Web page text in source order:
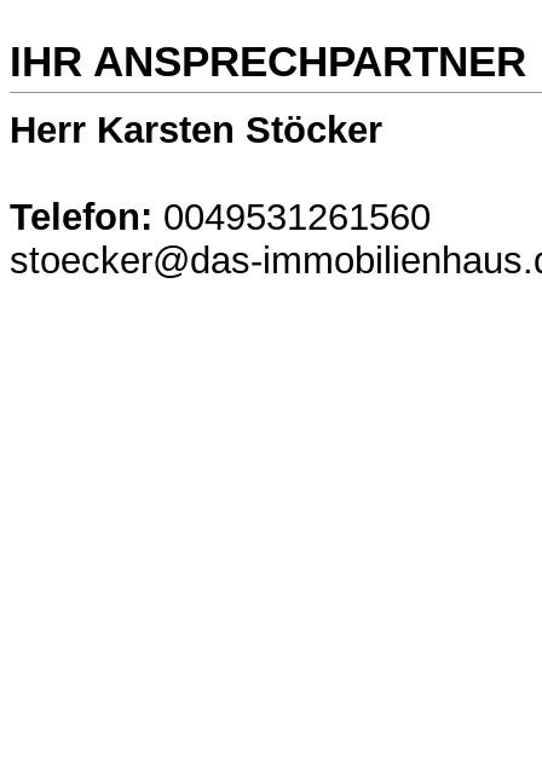
IHR ANSPRECHPARTNER
Herr Karsten Stöcker
Telefon: 0049531261560
stoecker@das-